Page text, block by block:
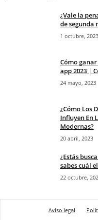
¿Vale la
de segunda
1 octubre, 2023
Cómo
app 2023 |
24 mayo, 2023
¿Cómo Los
Influyen En
Modernas?
20 abril, 2023
¿Estás
sabes cuál
22 octubre,
Aviso legal